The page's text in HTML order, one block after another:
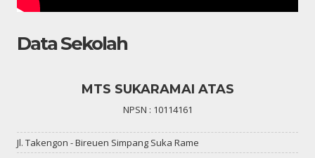
Data Sekolah
MTS SUKARAMAI ATAS
NPSN : 10114161
Jl. Takengon - Bireuen Simpang Suka Rame